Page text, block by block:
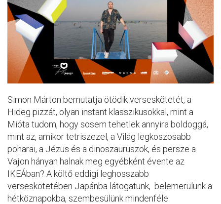
Simon Márton bemutatja ötödik verseskötetét, a
Hideg pizzát, olyan instant klasszikusokkal, mint a
Mióta tudom, hogy sosem tehetlek annyira boldoggá,
mint az, amikor tetriszezel, a Világ legkoszosabb
poharai, a Jézus és a dinoszauruszok, és persze a
Vajon hányan halnak meg egyébként évente az
IKEÁban? A költő eddigi leghosszabb
verseskötetében Japánba látogatunk, belemerülünk a
hétköznapokba, szembesülünk mindenféle